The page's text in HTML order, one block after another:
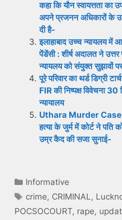
कहा कि यौन स्वायत्तता का
अपने प्रजनन अधिकारों के
दी है-
इलाहाबाद उच्च न्यायलय में
पेंडेंसी : शीर्ष अदालत ने
न्यायलय को संयुक्त सुझावों
पूरे परिवार का थर्ड डिग्री
FIR की निष्पक्ष विवेचना 30
न्यायालय
Uthara Murder Case:
हत्या के जुर्म में कोर्ट ने पति
उम्र कैद की सजा सुनाई-
Categories
Informative
Tags
crime, CRIMINAL,
POCSOCOURT, rape,